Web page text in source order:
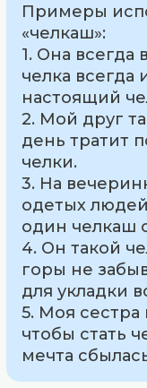
Примеры
«челкаш»:
1. Она всегда
челка
настоящий
2. Мой друг
день тратит
челки.
3. На
одетых
один челкаш
4. Он такой
горы не
для укладки
5. Моя сестра
чтобы стать
мечта